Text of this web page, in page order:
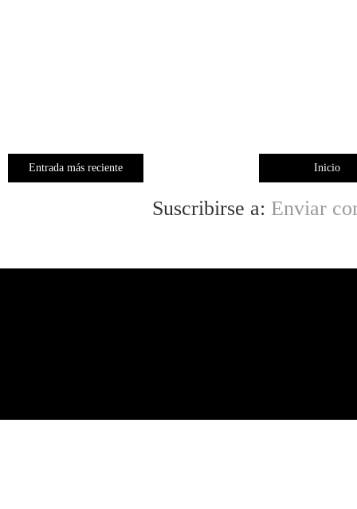
Entrada más reciente Inicio
Suscribirse a: Enviar